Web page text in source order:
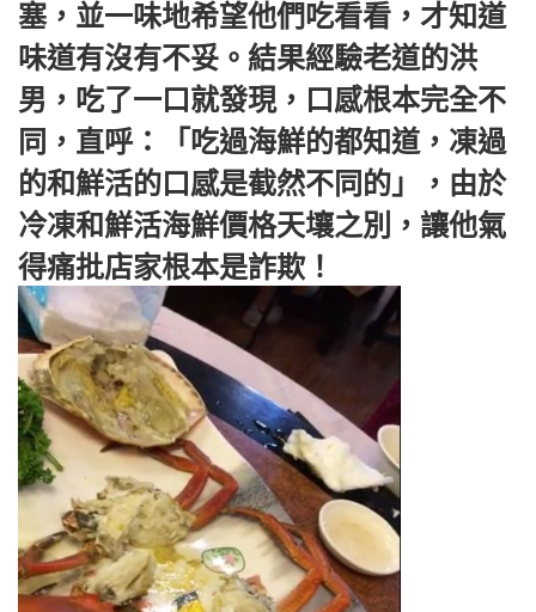
塞，並一味地希望他們吃看看，才知道
味道有沒有不妥。結果經驗老道的洪
男，吃了一口就發現，口感根本完全不
同，直呼：「吃過海鮮的都知道，凍過
的和鮮活的口感是截然不同的」，由於
冷凍和鮮活海鮮價格天壤之別，讓他氣
得痛批店家根本是詐欺！